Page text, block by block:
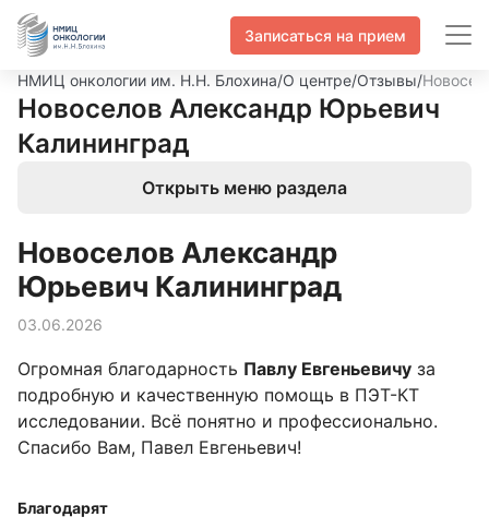
Записаться на прием
НМИЦ онкологии им. Н.Н. Блохина/О центре/Отзывы/
Новоселов Александр Юрьевич
Калининград
Открыть меню раздела
Новоселов Александр
Юрьевич Калининград
03.06.2026
Огромная благодарность Павлу Евгеньевичу за
подробную и качественную помощь в ПЭТ-КТ
исследовании. Всё понятно и профессионально.
Спасибо Вам, Павел Евгеньевич!
Благодарят